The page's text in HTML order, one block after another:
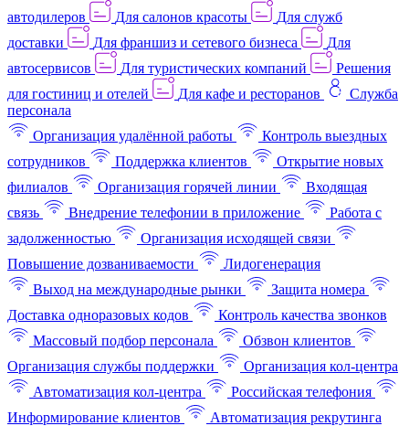
автодилеров
Для салонов красоты
Для служб
доставки
Для франшиз и сетевого бизнеса
Для
автосервисов
Для туристических компаний
Решения
для гостиниц и отелей
Для кафе и ресторанов
Служба
персонала
Организация удалённой работы
Контроль выездных
сотрудников
Поддержка клиентов
Открытие новых
филиалов
Организация горячей линии
Входящая
связь
Внедрение телефонии в приложение
Работа с
задолженностью
Организация исходящей связи
Повышение дозваниваемости
Лидогенерация
Выход на международные рынки
Защита номера
Доставка одноразовых кодов
Контроль качества звонков
Массовый подбор персонала
Обзвон клиентов
Организация службы поддержки
Организация кол-центра
Автоматизация кол-центра
Российская телефония
Информирование клиентов
Автоматизация рекрутинга